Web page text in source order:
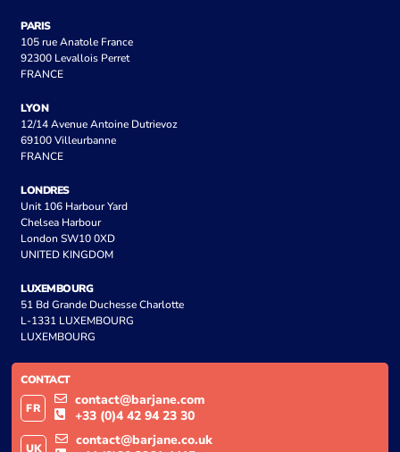
PARIS
105 rue Anatole France
92300 Levallois Perret
FRANCE
LYON
12/14 Avenue Antoine Dutrievoz
69100 Villeurbanne
FRANCE
LONDRES
Unit 106 Harbour Yard
Chelsea Harbour
London SW10 0XD
UNITED KINGDOM
LUXEMBOURG
51 Bd Grande Duchesse Charlotte
L-1331 LUXEMBOURG
LUXEMBOURG
CONTACT
FR
contact@barjane.com
+33 (0)4 42 94 23 30
UK
contact@barjane.co.uk